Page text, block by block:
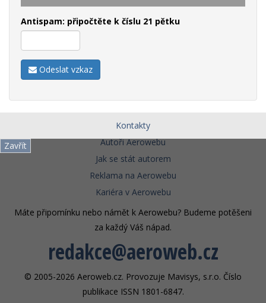
Zavřít
Antispam: připočtěte k číslu 21 pětku
Odeslat vzkaz
Kontakty
Autoři Aerowebu
Jak se stát autorem
Reklama na Aerowebu
Kariéra v Aerowebu
Máte připomínku nebo námět k Aerowebu? Budeme potěšeni
za každý Váš nápad.
redakce@aeroweb.cz
© 2005-2026 Aeroweb.cz. Provozuje Mavisys, s.r.o. Číslo
publikace ISSN 1801-6847.